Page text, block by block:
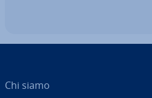
Chi siamo